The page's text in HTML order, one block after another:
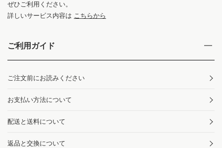
ぜひご利用ください。
詳しいサービス内容は こちらから
ご利用ガイド
ご注文前にお読みください
お支払い方法について
配送と送料について
返品と交換について